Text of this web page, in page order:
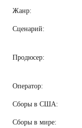
Жанр:
Сценарий:
Продюсер:
Оператор:
Сборы в США:
Сборы в мире: